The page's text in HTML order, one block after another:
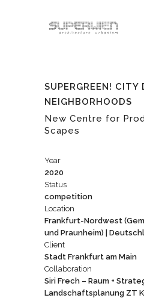
SUPERGREEN!
NEIGHBORHOODS
New Centre for
Scapes
Year
2020
Status
competition
Location
Frankfurt-Nordwest
und Praunheim) |
Client
Stadt Frankfurt am Main
Collaboration
Siri Frech – Raum +
Landschaftsplanung ZT